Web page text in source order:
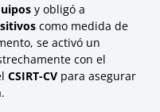
y obligó a
como medida de
se activó un
con el
CSIRT-CVpara asegurar